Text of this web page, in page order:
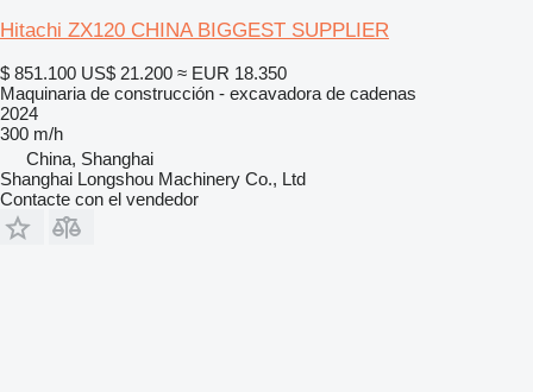
Hitachi ZX120 CHINA BIGGEST SUPPLIER
$ 851.100 US$ 21.200 ≈ EUR 18.350
Maquinaria de construcción - excavadora de cadenas
2024
300 m/h
China, Shanghai
Shanghai Longshou Machinery Co., Ltd
Contacte con el vendedor